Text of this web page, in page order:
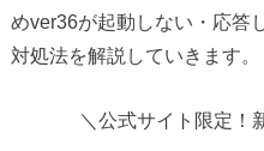
めver36が起動しない・応答
対処法を解説していきます。
＼公式サイト限定！